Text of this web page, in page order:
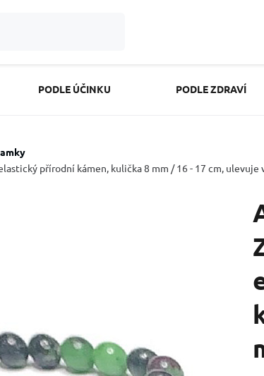
PODLE ÚČINKU PODLE ZDRAVÍ
přírodní kámen, kulička 8 mm / 16 - 17 cm, ulevuje